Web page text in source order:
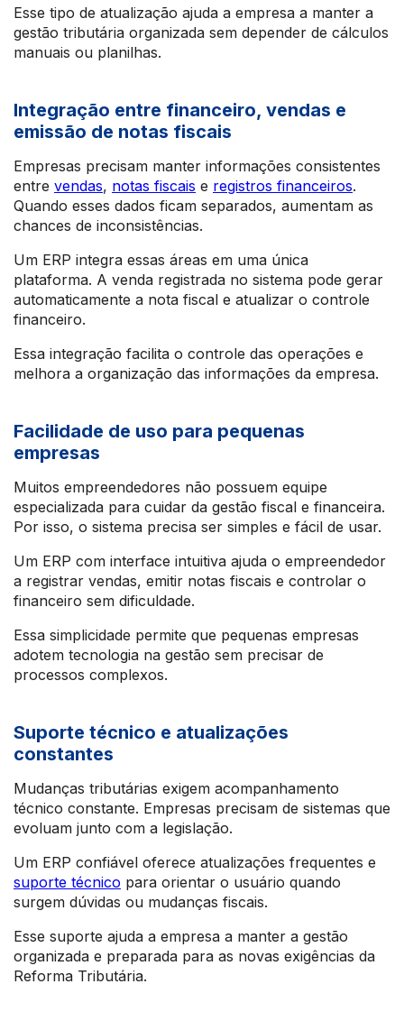
Esse tipo de atualização ajuda a empresa a manter a
gestão tributária organizada sem depender de cálculos
manuais ou planilhas.
Integração entre financeiro, vendas e
emissão de notas fiscais
Empresas precisam manter informações consistentes
entre vendas, notas fiscais e registros financeiros.
Quando esses dados ficam separados, aumentam as
chances de inconsistências.
Um ERP integra essas áreas em uma única
plataforma. A venda registrada no sistema pode gerar
automaticamente a nota fiscal e atualizar o controle
financeiro.
Essa integração facilita o controle das operações e
melhora a organização das informações da empresa.
Facilidade de uso para pequenas
empresas
Muitos empreendedores não possuem equipe
especializada para cuidar da gestão fiscal e financeira.
Por isso, o sistema precisa ser simples e fácil de usar.
Um ERP com interface intuitiva ajuda o empreendedor
a registrar vendas, emitir notas fiscais e controlar o
financeiro sem dificuldade.
Essa simplicidade permite que pequenas empresas
adotem tecnologia na gestão sem precisar de
processos complexos.
Suporte técnico e atualizações
constantes
Mudanças tributárias exigem acompanhamento
técnico constante. Empresas precisam de sistemas que
evoluam junto com a legislação.
Um ERP confiável oferece atualizações frequentes e
suporte técnico para orientar o usuário quando
surgem dúvidas ou mudanças fiscais.
Esse suporte ajuda a empresa a manter a gestão
organizada e preparada para as novas exigências da
Reforma Tributária.